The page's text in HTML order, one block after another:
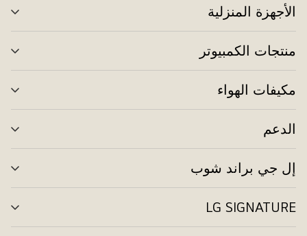
الأجهزة المنزلية
منتجات الكمبيوتر
مكيفات الهواء
الدعم
إل جي براند شوب
LG SIGNATURE